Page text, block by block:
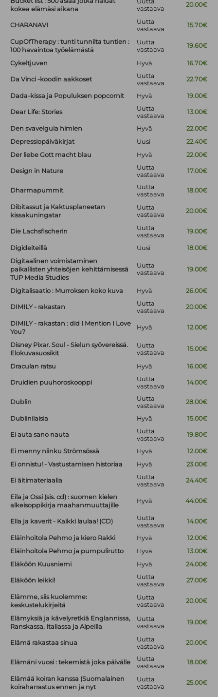
kokea elämäsi aikana
vastaava
20.00€
CHARANAVI
Uutta
vastaava
15.70€
CupOfTherapy : tunti tunnilta tuntien :
100 havaintoa työelämästä
Uutta
vastaava
19.60€
Cykeltjuven Hyvä 16.70€
Da Vinci -koodin aakkoset
Uutta
vastaava
22.70€
Dada-kissa ja Populuksen popcornit Hyvä 19.00€
Dear Life: Stories
Uutta
vastaava
13.00€
Den svavelgula himlen Hyvä
22.00€
Depressiopäiväkirjat
Uusi
22.40€
Der liebe Gott macht blau
Hyvä 22.00€
Design in Nature
Uutta
vastaava
17.00€
Dharmapummit
Uutta
vastaava
18.00€
Dibitassut ja Kaktusplaneetan
kissakuningatar
Uutta
vastaava
20.00€
Die Lachsfischerin
Uutta
vastaava
19.00€
Digideiteillä Uusi
18.00€
Digitaalinen voimistaminen
paikallisten yhteisöjen kehittämisessä
TUP Media Studies
Uutta
vastaava
19.00€
Digitalisaatio : Murroksen koko kuva Hyvä 26.00€
DIMILY - rakastan
Uutta
vastaava
20.00€
DIMILY - rakastan : did I Mention I Love
You?
Hyvä 12.00€
Disney Pixar. Soul - Sielun syövereissä.
Elokuvasuosikit
Uutta
vastaava
15.00€
Draculan ratsu Hyvä 16.00€
Druidien puuhoroskooppi
Uutta
vastaava
14.00€
Dublin
Uutta
vastaava
28.00€
Dublinilaisia Hyvä 15.00€
Ei auta sano nauta
Uutta
vastaava
19.80€
Ei menny niinku Strömsössä Hyvä
12.00€
Ei onnistu! - Vastustamisen historiaa
Hyvä 23.00€
Ei äitimateriaalia
Uutta
vastaava
24.40€
Eila ja Ossi (sis. cd) : suomen kielen
alkeisoppikirja maahanmuuttajille
Hyvä 44.00€
Ella ja kaverit - Kaikki laulaa! (CD)
Uutta
vastaava
14.00€
Eläinhoitola Pehmo ja kiero Rakki Hyvä
12.00€
Eläinhoitola Pehmo ja pumpulirutto
Hyvä
13.00€
Eläköön Kuusniemi
Hyvä 24.00€
Eläköön leikki!
Uutta
vastaava
27.00€
Elämme, siis kuolemme:
keskustelukirjeitä
Uutta
vastaava
20.00€
Elämyksiä ja kävelyretkiä Englannissa,
Ranskassa, Italiassa ja Alpeilla
Uutta
vastaava
19.00€
Elämä rakastaa sinua
Uutta
vastaava
20.00€
Elämäni vuosi : tekemistä joka päivälle
Uutta
vastaava
18.00€
Elämää koiran kanssa (Suomalainen
koiraharrastus ennen ja nyt
Uutta
vastaava
25.00€